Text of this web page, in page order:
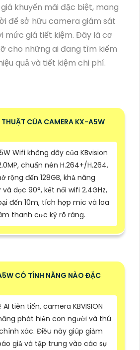
khuyến mãi đặc biệt, mang
để sở hữu camera giám sát
mức giá tiết kiệm. Đây là cơ
cho những ai đang tìm kiếm
quả và tiết kiệm chi phí.
THUẬT CỦA CAMERA KX-A5W
Wifi không dây của KBvision
chuẩn nén H.264+/H.264,
rộng đến 128GB, khả năng
dọc 90°, kết nối wifi 2.4GHz,
đến 10m, tích hợp mic và loa
thanh cực kỳ rõ ràng.
CÓ TÍNH NĂNG NÀO ĐẶC
tiên tiến, camera KBVISION
phát hiện con người và thú
xác. Điều này giúp giảm
giả và tập trung vào các sự